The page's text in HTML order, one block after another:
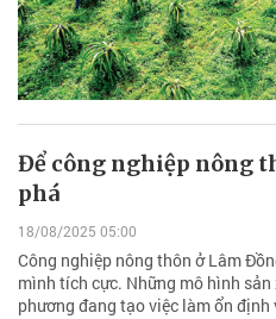
Để công nghiệp nông
phá
18/08/2025 05:00
Công nghiệp nông thôn ở Lâm
mình tích cực. Những mô hình
phương đang tạo việc làm ổn